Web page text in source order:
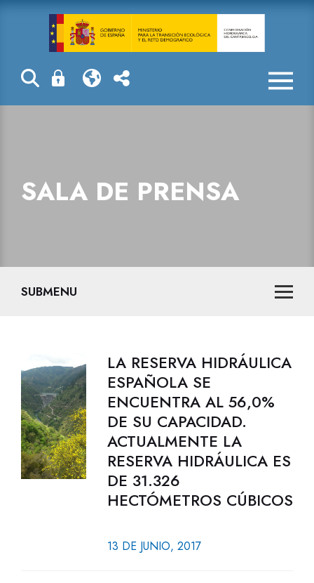
Sala de prensa
SALA DE PRENSA
SUBMENU
LA RESERVA HIDRÁULICA
ESPAÑOLA SE
ENCUENTRA AL 56,0%
DE SU CAPACIDAD.
ACTUALMENTE LA
RESERVA HIDRÁULICA ES
DE 31.326
HECTÓMETROS CÚBICOS
13 DE JUNIO, 2017